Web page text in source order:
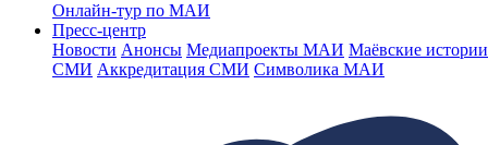
Онлайн-тур по МАИ
Пресс-центр
Новости Анонсы Медиапроекты МАИ Маёвские
СМИ Аккредитация СМИ Символика МАИ